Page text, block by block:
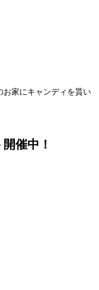
家にキャンディを貰い
催中！